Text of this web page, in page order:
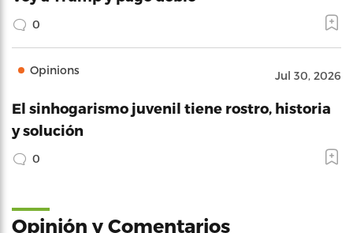
0
Opinions Jul 30, 2026
El sinhogarismo juvenil tiene rostro, historia
y solución
0
Opinión y Comentarios